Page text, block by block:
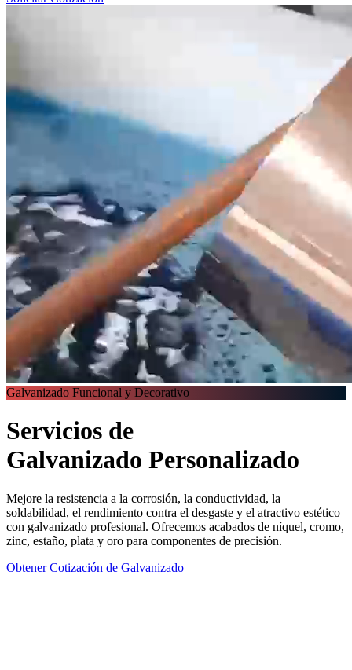
Galvanizado Funcional y Decorativo
Servicios de
Galvanizado Personalizado
Mejore la resistencia a la corrosión, la conductividad, la
soldabilidad, el rendimiento contra el desgaste y el atractivo estético
con galvanizado profesional. Ofrecemos acabados de níquel, cromo,
zinc, estaño, plata y oro para componentes de precisión.
Obtener Cotización de Galvanizado